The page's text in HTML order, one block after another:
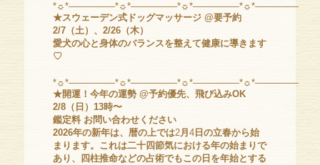
★スウェーデン式ドッグマッサージ @要予約
2/7（土）、2/26（木）
愛犬の心と身体のバランスを整えて健康に導きます
♡
★開運！今年の運勢 @予約優先、飛び込みOK
2/8（日）13時〜
鑑定料 お問い合わせください
2026年の新年は、暦の上では2月4 日の立春から始
まります。これは二十四節気における年の始まりで
あり、四柱推命などの占術でもこの日を年始とする